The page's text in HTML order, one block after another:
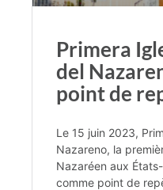
Primera
del
point de
Le 15 juin 2023,
Nazareno, la
Nazaréen aux
comme point de